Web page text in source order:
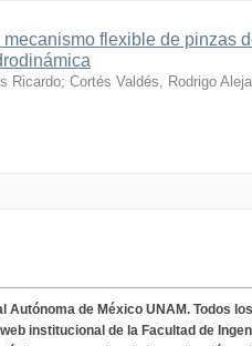
mecanismo flexible de pinzas
Ricardo; Cortés Valdés, Rodrigo
Autónoma de México UNAM. Todos
institucional de la Facultad de